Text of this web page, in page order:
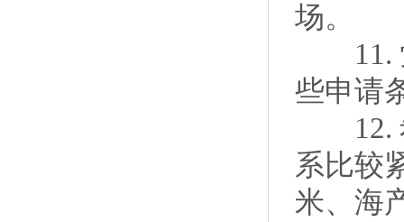
场。
11. 觉
些申请
12. 希
系比较
米、海